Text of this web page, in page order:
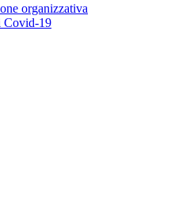
organizzativa
Covid-19